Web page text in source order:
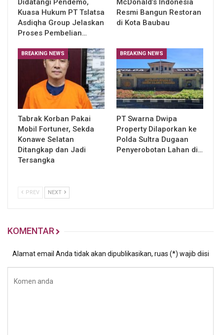
Didatangi Pendemo,
Kuasa Hukum PT Tslatsa
Asdiqha Group Jelaskan
Proses Pembelian…
McDonald’s Indonesia
Resmi Bangun Restoran
di Kota Baubau
BREAKING NEWS
Tabrak Korban Pakai
Mobil Fortuner, Sekda
Konawe Selatan
Ditangkap dan Jadi
Tersangka
BREAKING NEWS
PT Swarna Dwipa
Property Dilaporkan ke
Polda Sultra Dugaan
Penyerobotan Lahan di…
PREV NEXT
KOMENTAR
Alamat email Anda tidak akan dipublikasikan, ruas (*) wajib diisi